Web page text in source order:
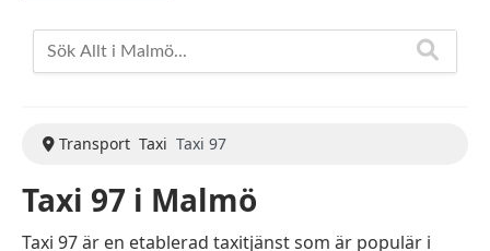
Transport Taxi Taxi 97
Taxi 97 i Malmö
Taxi 97 är en etablerad taxitjänst som är populär i